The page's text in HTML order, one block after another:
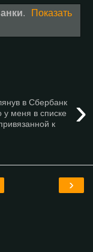
.
Показать
›
в Сбербанк
у меня в списке
к
›